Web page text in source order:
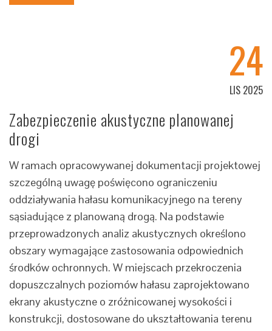
24
LIS 2025
Zabezpieczenie akustyczne planowanej
drogi
W ramach opracowywanej dokumentacji projektowej
szczególną uwagę poświęcono ograniczeniu
oddziaływania hałasu komunikacyjnego na tereny
sąsiadujące z planowaną drogą. Na podstawie
przeprowadzonych analiz akustycznych określono
obszary wymagające zastosowania odpowiednich
środków ochronnych. W miejscach przekroczenia
dopuszczalnych poziomów hałasu zaprojektowano
ekrany akustyczne o zróżnicowanej wysokości i
konstrukcji, dostosowane do ukształtowania terenu